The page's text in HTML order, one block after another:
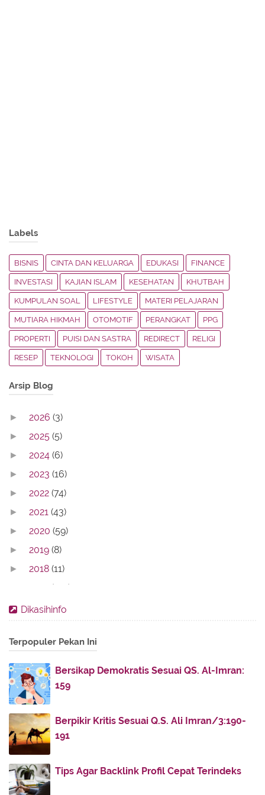
Labels
BISNIS CINTA DAN KELUARGA EDUKASI FINANCE
INVESTASI KAJIAN ISLAM KESEHATAN KHUTBAH
KUMPULAN SOAL LIFESTYLE MATERI PELAJARAN
MUTIARA HIKMAH OTOMOTIF PERANGKAT PPG
PROPERTI PUISI DAN SASTRA REDIRECT RELIGI
RESEP TEKNOLOGI TOKOH WISATA
Arsip Blog
► 2026 (3)
► 2025 (5)
► 2024 (6)
► 2023 (16)
► 2022 (74)
► 2021 (43)
► 2020 (59)
► 2019 (8)
► 2018 (11)
(142)
► 2016(11)
► 2012(86)
▼ 2011
► November
► October
► July(51)
► June(38)
▼ May
Kisah Islami
Misi Kemanusiaan Agung Itu Bernama Pernikahan
Dikasihinfo
Terpopuler Pekan Ini
Bersikap Demokratis Sesuai QS. Al-Imran:
159
Berpikir Kritis Sesuai Q.S. Ali Imran/3:190-
191
Tips Agar Backlink Profil Cepat Terindeks